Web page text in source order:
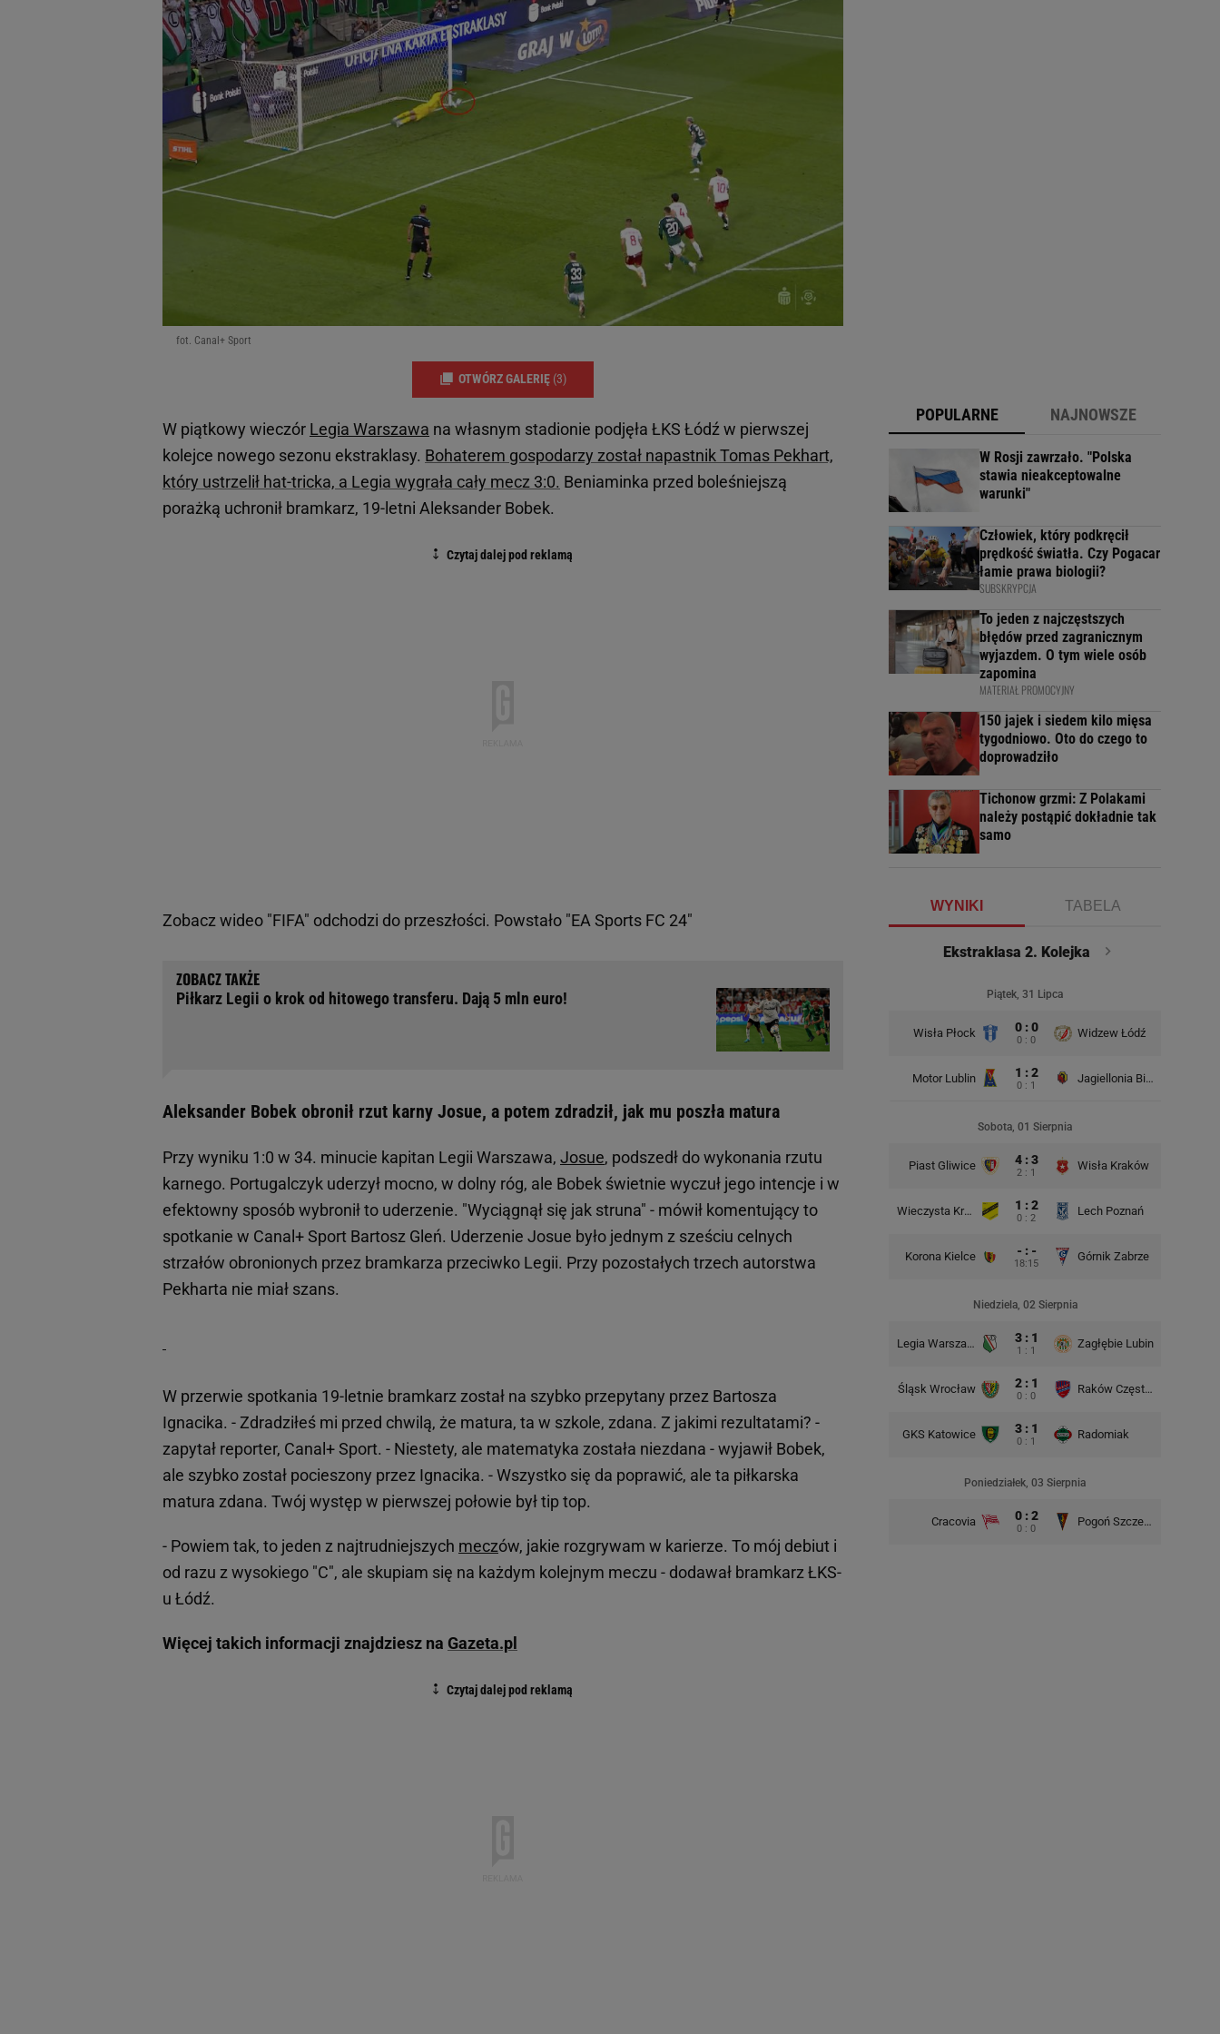
fot. Canal+ Sport
OTWÓRZ GALERIĘ (3)
W piątkowy wieczór Legia Warszawa na własnym stadionie podjęła ŁKS Łódź w pierwszej
kolejce nowego sezonu ekstraklasy. Bohaterem gospodarzy został napastnik Tomas Pekhart,
który ustrzelił hat-tricka, a Legia wygrała cały mecz 3:0. Beniaminka przed boleśniejszą
porażką uchronił bramkarz, 19-letni Aleksander Bobek.
Zobacz wideo "FIFA" odchodzi do przeszłości. Powstało "EA Sports FC 24"
Piłkarz Legii o krok od hitowego transferu. Dają 5 mln euro!
Aleksander Bobek obronił rzut karny Josue, a potem zdradził, jak mu poszła matura
Przy wyniku 1:0 w 34. minucie kapitan Legii Warszawa, Josue, podszedł do wykonania rzutu
karnego. Portugalczyk uderzył mocno, w dolny róg, ale Bobek świetnie wyczuł jego intencje i w
efektowny sposób wybronił to uderzenie. "Wyciągnął się jak struna" - mówił komentujący to
spotkanie w Canal+ Sport Bartosz Gleń. Uderzenie Josue było jednym z sześciu celnych
strzałów obronionych przez bramkarza przeciwko Legii. Przy pozostałych trzech autorstwa
Pekharta nie miał szans.
W przerwie spotkania 19-letnie bramkarz został na szybko przepytany przez Bartosza
Ignacika. - Zdradziłeś mi przed chwilą, że matura, ta w szkole, zdana. Z jakimi rezultatami? -
zapytał reporter, Canal+ Sport. - Niestety, ale matematyka została niezdana - wyjawił Bobek,
ale szybko został pocieszony przez Ignacika. - Wszystko się da poprawić, ale ta piłkarska
matura zdana. Twój występ w pierwszej połowie był tip top.
- Powiem tak, to jeden z najtrudniejszych meczów, jakie rozgrywam w karierze. To mój debiut i
od razu z wysokiego "C", ale skupiam się na każdym kolejnym meczu - dodawał bramkarz ŁKS-
u Łódź.
Więcej takich informacji znajdziesz na Gazeta.pl
POPULARNE NAJNOWSZE
W Rosji zawrzało. "Polska
stawia nieakceptowalne
warunki"
Człowiek, który podkręcił
prędkość światła. Czy Pogacar
łamie prawa biologii?
SUBSKRYPCJA
To jeden z najczęstszych
błędów przed zagranicznym
wyjazdem. O tym wiele osób
zapomina
MATERIAŁ PROMOCYJNY
150 jajek i siedem kilo mięsa
tygodniowo. Oto do czego to
doprowadziło
Tichonow grzmi: Z Polakami
należy postąpić dokładnie tak
samo
WYNIKI TABELA
Ekstraklasa 2. Kolejka
Piątek, 31 Lipca
Wisła Płock 0 : 0
0 : 0
Widzew Łódź
Motor Lublin 1 : 2
0 : 1
Jagiellonia Białystok
Sobota, 01 Sierpnia
Piast Gliwice 4 : 3
2 : 1
Wisła Kraków
Wieczysta Kraków 1 : 2
0 : 2
Lech Poznań
Korona Kielce - : -
18:15
Górnik Zabrze
Niedziela, 02 Sierpnia
Legia Warszawa 3 : 1
1 : 1
Zagłębie Lubin
Śląsk Wrocław 2 : 1
0 : 0
Raków Częstochowa
GKS Katowice 3 : 1
0 : 1
Radomiak
Poniedziałek, 03 Sierpnia
Cracovia 0 : 2
0 : 0
Pogoń Szczecin